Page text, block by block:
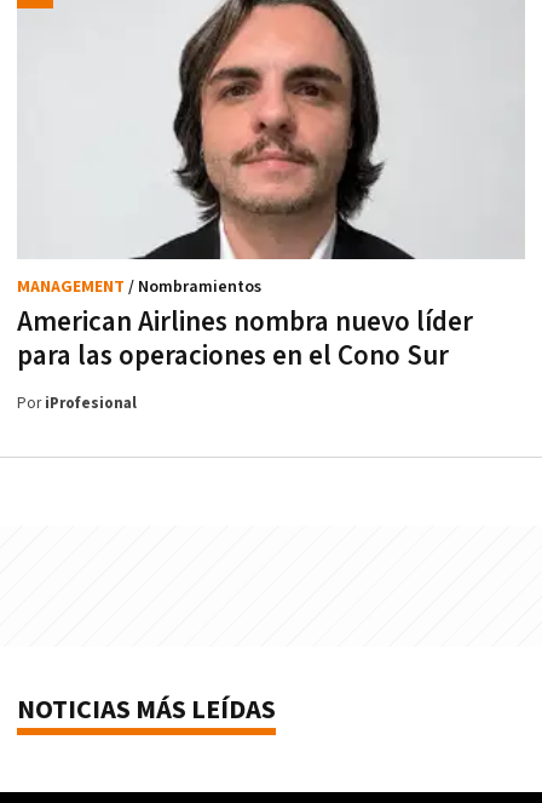
American Airlines nombra nuevo líder
para las operaciones en el Cono Sur
MANAGEMENT / Nombramientos
PoriProfesional
NOTICIAS MÁS LEÍDAS